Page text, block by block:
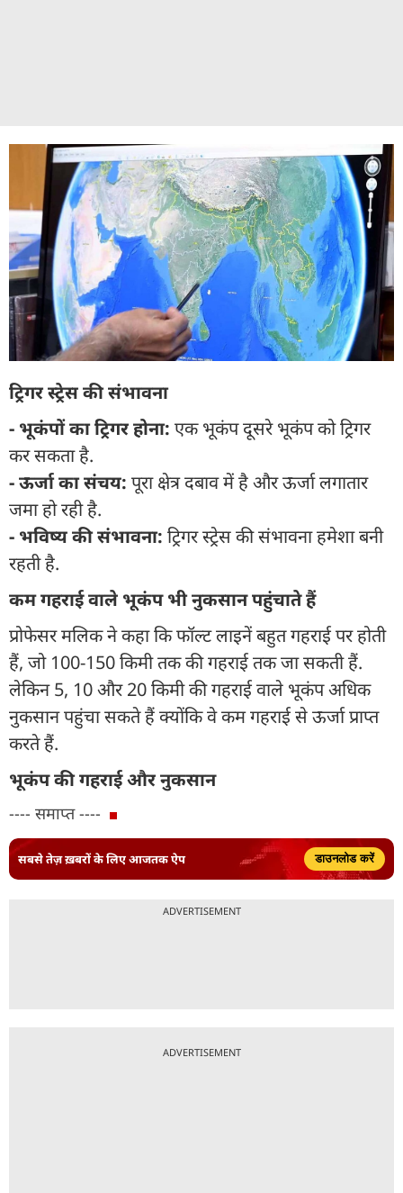
ट्रिगर स्ट्रेस की संभावना
- भूकंपों का ट्रिगर होना: एक भूकंप दूसरे भूकंप को ट्रिगर
कर सकता है.
- ऊर्जा का संचय: पूरा क्षेत्र दबाव में है और ऊर्जा लगातार
जमा हो रही है.
- भविष्य की संभावना: ट्रिगर स्ट्रेस की संभावना हमेशा बनी
रहती है.
कम गहराई वाले भूकंप भी नुकसान पहुंचाते हैं
प्रोफेसर मलिक ने कहा कि फॉल्ट लाइनें बहुत गहराई पर होती
हैं, जो 100-150 किमी तक की गहराई तक जा सकती हैं.
लेकिन 5, 10 और 20 किमी की गहराई वाले भूकंप अधिक
नुकसान पहुंचा सकते हैं क्योंकि वे कम गहराई से ऊर्जा प्राप्त
करते हैं.
भूकंप की गहराई और नुकसान
---- समाप्त ----
सबसे तेज़ ख़बरों के लिए आजतक ऐप डाउनलोड करें
ADVERTISEMENT
ADVERTISEMENT